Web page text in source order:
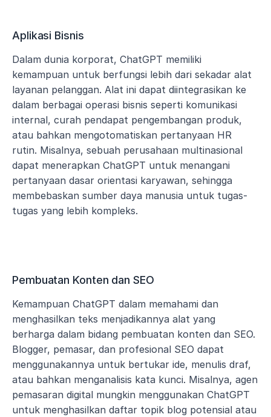
Aplikasi Bisnis
Dalam dunia korporat, ChatGPT memiliki
kemampuan untuk berfungsi lebih dari sekadar alat
layanan pelanggan. Alat ini dapat diintegrasikan ke
dalam berbagai operasi bisnis seperti komunikasi
internal, curah pendapat pengembangan produk,
atau bahkan mengotomatiskan pertanyaan HR
rutin. Misalnya, sebuah perusahaan multinasional
dapat menerapkan ChatGPT untuk menangani
pertanyaan dasar orientasi karyawan, sehingga
membebaskan sumber daya manusia untuk tugas-
tugas yang lebih kompleks.
Pembuatan Konten dan SEO
Kemampuan ChatGPT dalam memahami dan
menghasilkan teks menjadikannya alat yang
berharga dalam bidang pembuatan konten dan SEO.
Blogger, pemasar, dan profesional SEO dapat
menggunakannya untuk bertukar ide, menulis draf,
atau bahkan menganalisis kata kunci. Misalnya, agen
pemasaran digital mungkin menggunakan ChatGPT
untuk menghasilkan daftar topik blog potensial atau